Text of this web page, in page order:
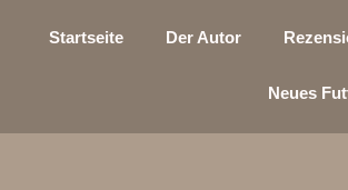
Startseite Der Autor
Neues